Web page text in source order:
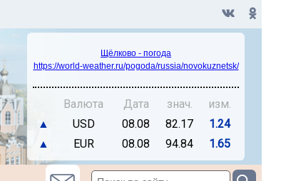
Щёлково - погода
https://world-weather.ru/pogoda/russia/novokuznetsk/
Валюта Дата знач.
изм.
▲
USD 08.08 82.17
1.24
▲
EUR 08.08 94.84 1.65